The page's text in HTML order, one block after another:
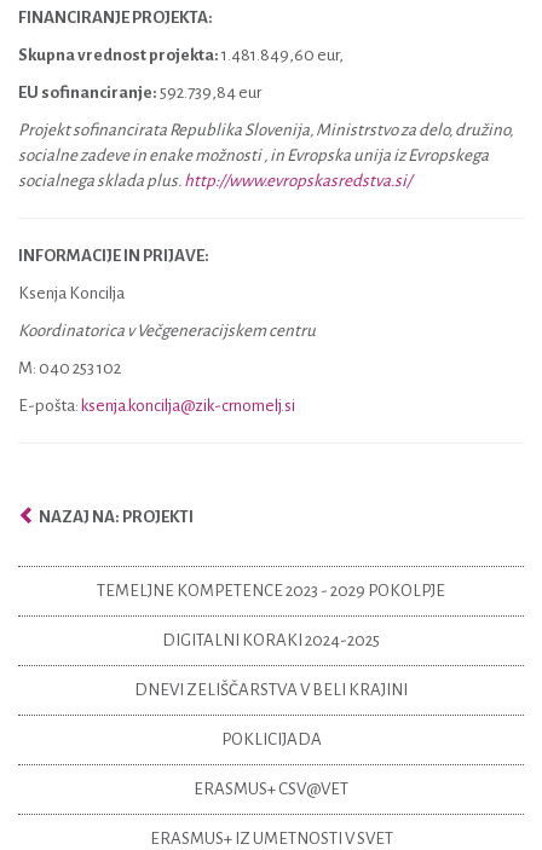
FINANCIRANJE PROJEKTA:
Skupna vrednost projekta: 1.481.849,60 eur,
EU sofinanciranje: 592.739,84 eur
Projekt sofinancirata Republika Slovenija, Ministrstvo za delo, družino,
socialne zadeve in enake možnosti , in Evropska unija iz Evropskega
socialnega sklada plus. http://www.evropskasredstva.si/
INFORMACIJE IN PRIJAVE:
Ksenja Koncilja
Koordinatorica v Večgeneracijskem centru
M: 040 253 102
E-pošta: ksenja.koncilja@zik-crnomelj.si
NAZAJ NA: PROJEKTI
TEMELJNE KOMPETENCE 2023 - 2029 POKOLPJE
DIGITALNI KORAKI 2024-2025
DNEVI ZELIŠČARSTVA V BELI KRAJINI
POKLICIJADA
ERASMUS+ CSV@VET
ERASMUS+ IZ UMETNOSTI V SVET